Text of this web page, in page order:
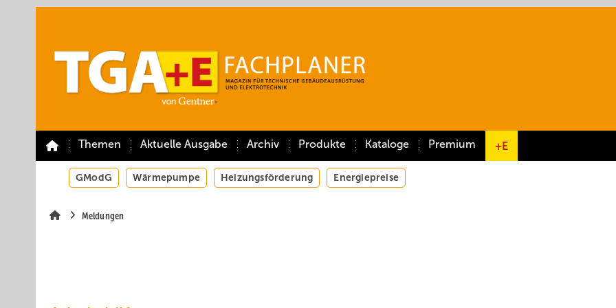
Themen Aktuelle Ausgabe Archiv Produkte Kataloge Premium +E
GModG Wärmepumpe Heizungsförderung Energiepreise
Meldungen